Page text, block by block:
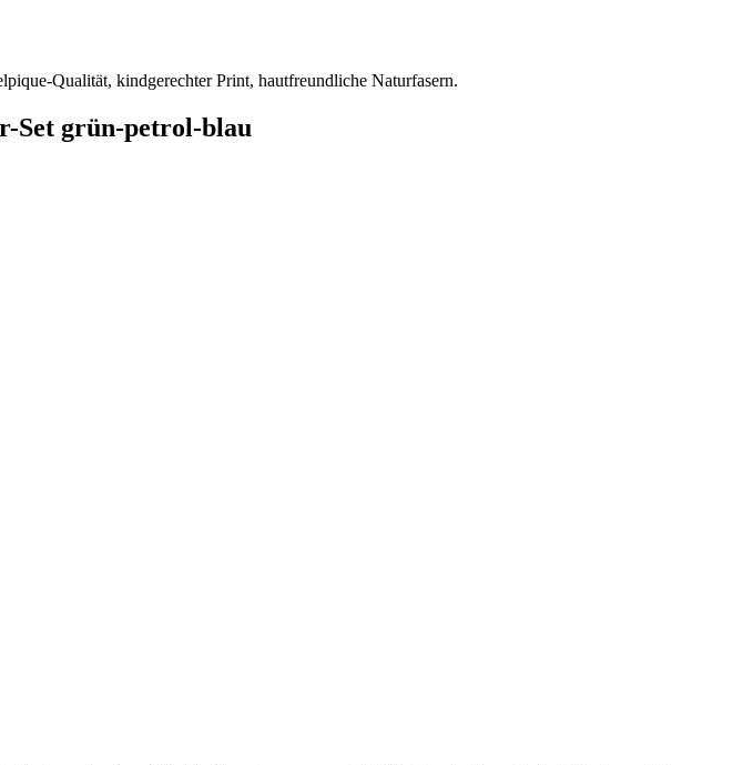
Qualität, kindgerechter Print, hautfreundliche Naturfasern.
Set grün-petrol-blau